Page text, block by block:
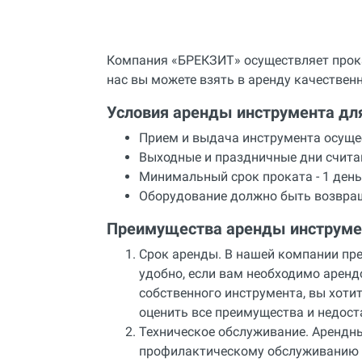
Компания «БРЕКЗИТ» осуществляет
нас вы можете взять в аренду
Условия аренды инструмента
Прием и выдача инструмента
Выходные и праздничные дни
Минимальный срок проката - 1
Оборудование должно быть
Преимущества аренды
Срок аренды. В нашей компании
удобно, если вам необходимо
собственного инструмента, вы
оценить все преимущества и
Техническое обслуживание.
профилактическому